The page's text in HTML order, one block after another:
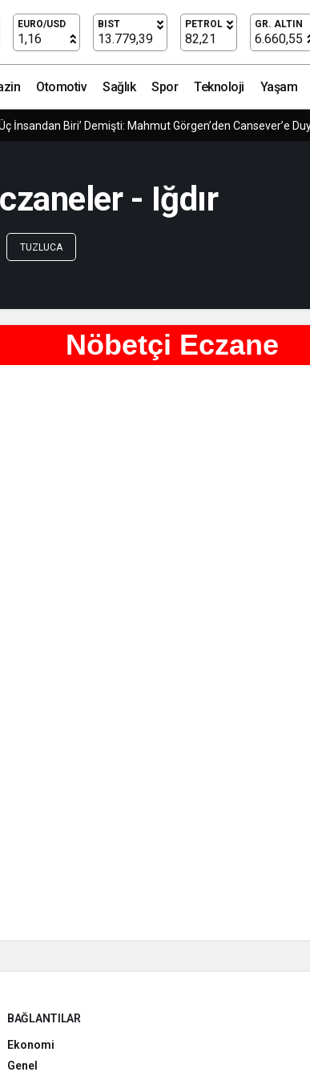
EURO/USD
1,16
BIST
13.779,39
PETROL
82,21
GR. ALTIN
6.660,55
Otomotiv Sağlık Spor Teknoloji Yaşam
İnsandan Biri’ Demişti: Mahmut Görgen’den Cansever’e
- Iğdır
TUZLUCA
Nöbetçi Eczane
BAĞLANTILAR
Ekonomi
Genel